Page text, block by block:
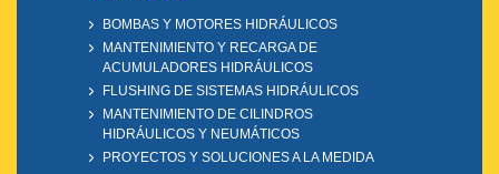
BOMBAS Y MOTORES HIDRÁULICOS
MANTENIMIENTO Y RECARGA DE
ACUMULADORES HIDRÁULICOS
FLUSHING DE SISTEMAS HIDRÁULICOS
MANTENIMIENTO DE CILINDROS
HIDRÁULICOS Y NEUMÁTICOS
PROYECTOS Y SOLUCIONES A LA MEDIDA